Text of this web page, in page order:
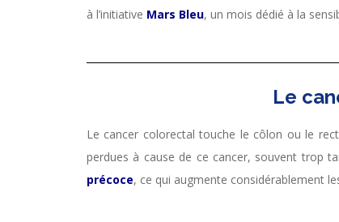
à l’initiative Mars Bleu, un mois dédié à la
Le
Le cancer colorectal touche le côlon ou le
perdues à cause de ce cancer, souvent trop
précoce, ce qui augmente considérablement